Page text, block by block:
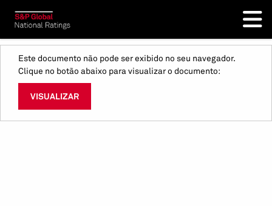
Este documento não pode ser exibido no seu navegador.
Clique no botão abaixo para visualizar o documento:
VISUALIZAR